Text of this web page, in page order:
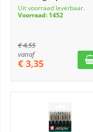
Uit voorraad leverbaar.
Voorraad: 1452
€4,55
vanaf
€ 3,35